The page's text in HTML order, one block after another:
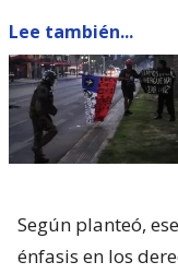
Lee también...
Según planteó,
énfasis en los